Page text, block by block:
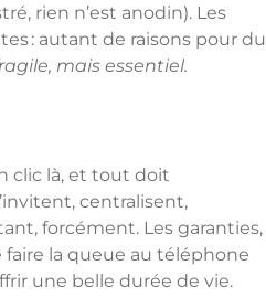
rien n’est anodin). Les
: autant de raisons pour du
mais essentiel.
clic là, et tout doit
centralisent,
forcément. Les garanties,
faire la queue au téléphone
une belle durée de vie.